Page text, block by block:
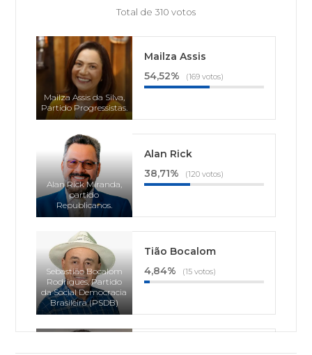
Total de 310 votos
Mailza Assis da Silva,
Partido Progressistas.
Mailza Assis
54,52%
(169 votos)
Alan Rick Miranda,
partido
Republicanos.
Alan Rick
38,71%
(120 votos)
Sebastião Bocalom
Rodrigues, Partido
da Social Democracia
Brasileira (PSDB)
Tião Bocalom
4,84%
(15 votos)